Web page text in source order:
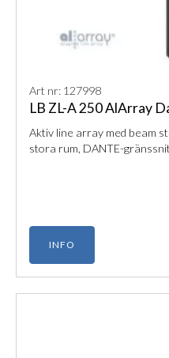
Art nr: 127998
LB ZL-A 250 AlArray
Aktiv line array med beam
stora rum, DANTE-
INFO